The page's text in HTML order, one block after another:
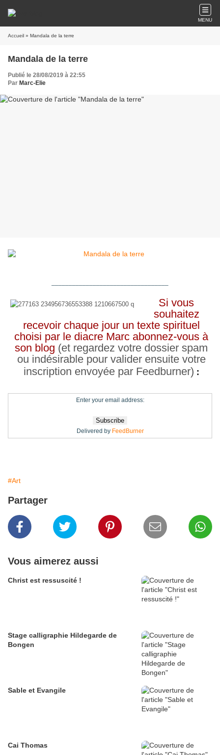
MENU
Accueil » Mandala de la terre
Mandala de la terre
Publié le 28/08/2019 à 22:55
Par Marc-Elie
Si vous
souhaitez
recevoir chaque jour un texte spirituel
choisi par le diacre Marc abonnez-vous à
son blog (et regardez votre dossier spam
ou indésirable pour valider ensuite votre
inscription envoyée par Feedburner) :
Enter your email address:
Delivered by FeedBurner
#Art
Partager
Vous aimerez aussi
Christ est ressuscité !
Stage calligraphie Hildegarde de
Bongen
Sable et Evangile
Cai Thomas